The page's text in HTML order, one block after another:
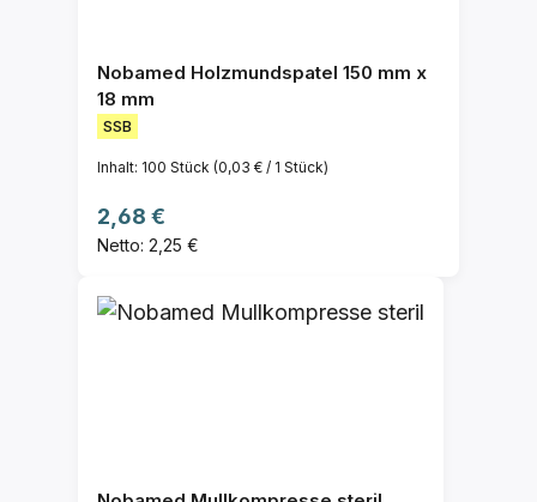
Nobamed Holzmundspatel 150 mm x
18 mm
SSB
Inhalt: 100 Stück (0,03 € / 1 Stück)
Regulärer Preis:
2,68 €
Netto: 2,25 €